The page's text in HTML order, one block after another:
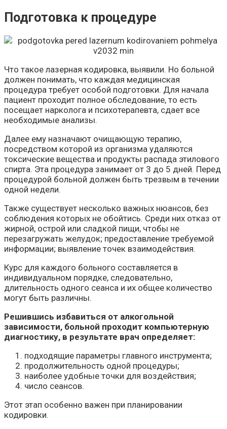
Подготовка к процедуре
Что такое лазерная кодировка, выявили. Но больной
должен понимать, что каждая медицинская
процедура требует особой подготовки. Для начала
пациент проходит полное обследование, то есть
посещает нарколога и психотерапевта, сдает все
необходимые анализы.
Далее ему назначают очищающую терапию,
посредством которой из организма удаляются
токсические вещества и продукты распада этилового
спирта. Эта процедура занимает от 3 до 5 дней. Перед
процедурой больной должен быть трезвым в течении
одной недели.
Также существует несколько важных нюансов, без
соблюдения которых не обойтись. Среди них отказ от
жирной, острой или сладкой пищи, чтобы не
перезагружать желудок; предоставление требуемой
информации; выявление точек взаимодействия.
Курс для каждого больного составляется в
индивидуальном порядке, следовательно,
длительность одного сеанса и их общее количество
могут быть различны.
Решившись избавиться от алкогольной
зависимости, больной проходит компьютерную
диагностику, в результате врач определяет:
подходящие параметры главного инструмента;
продолжительность одной процедуры;
наиболее удобные точки для воздействия;
число сеансов.
Этот этап особенно важен при планировании
кодировки.